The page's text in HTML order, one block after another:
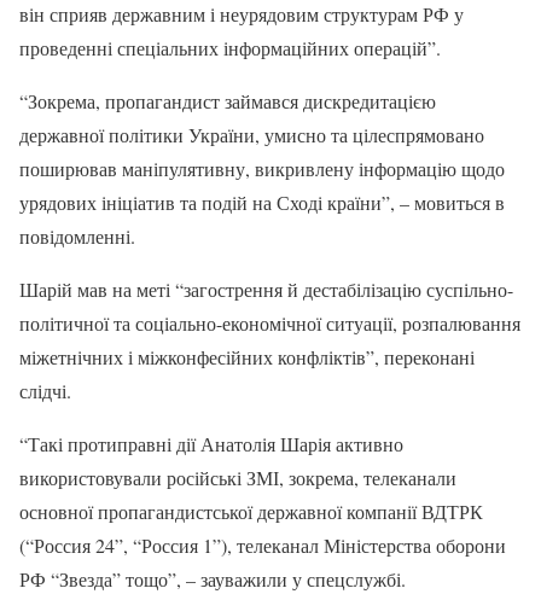
він сприяв державним і неурядовим структурам РФ у
проведенні спеціальних інформаційних операцій”.
“Зокрема, пропагандист займався дискредитацією
державної політики України, умисно та цілеспрямовано
поширював маніпулятивну, викривлену інформацію щодо
урядових ініціатив та подій на Сході країни”, – мовиться в
повідомленні.
Шарій мав на меті “загострення й дестабілізацію суспільно-
політичної та соціально-економічної ситуації, розпалювання
міжетнічних і міжконфесійних конфліктів”, переконані
слідчі.
“Такі протиправні дії Анатолія Шарія активно
використовували російські ЗМІ, зокрема, телеканали
основної пропагандистської державної компанії ВДТРК
(“Россия 24”, “Россия 1”), телеканал Міністерства оборони
РФ “Звезда” тощо”, – зауважили у спецслужбі.